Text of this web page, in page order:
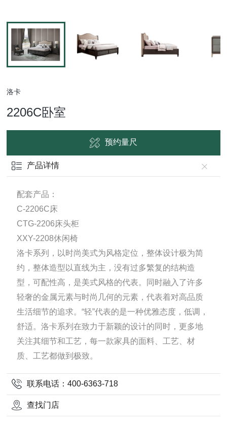
洛卡
2206C卧室
预约量尺
产品详情
配套产品：
C-2206C床
CTG-2206床头柜
XXY-2208休闲椅
洛卡系列，以时尚美式为风格定位，整体设计极为简
约，整体造型以直线为主，没有过多繁复的结构造
型，可配性高，是美式风格的代表。同时融入了许多
轻奢的金属元素与时尚几何的元素，代表着对高品质
生活细节的追求。“轻”代表的是一种优雅态度，低调，
舒适。洛卡系列在致力于新颖的设计的同时，更多地
关注其细节和工艺，每一款家具的面料、工艺、材
质、工艺都做到极致。
联系电话：400-6363-718
查找门店